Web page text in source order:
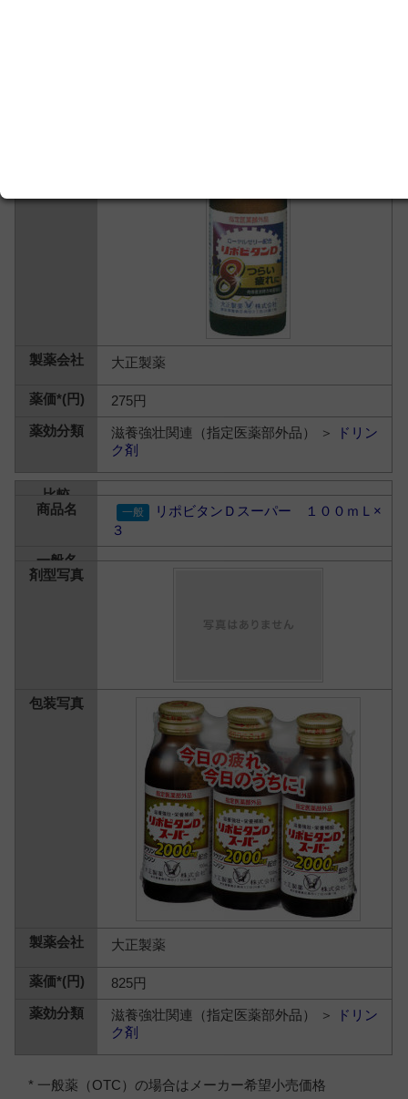
大正製薬
275円
滋養強壮関連（指定医薬部外品） ＞
ドリン
ク剤
リポビタンＤスーパー １００ｍＬ×
３
大正製薬
825円
滋養強壮関連（指定医薬部外品） ＞
ドリン
ク剤
* 一般薬（OTC）の場合はメーカー希望小売価格